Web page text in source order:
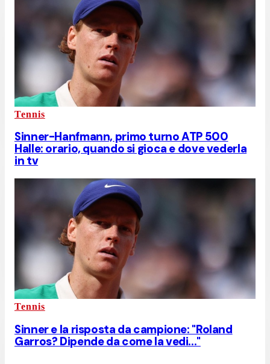
Tennis
Sinner-Hanfmann, primo turno ATP 500
Halle: orario, quando si gioca e dove vederla
in tv
Tennis
Sinner e la risposta da campione: "Roland
Garros? Dipende da come la vedi..."